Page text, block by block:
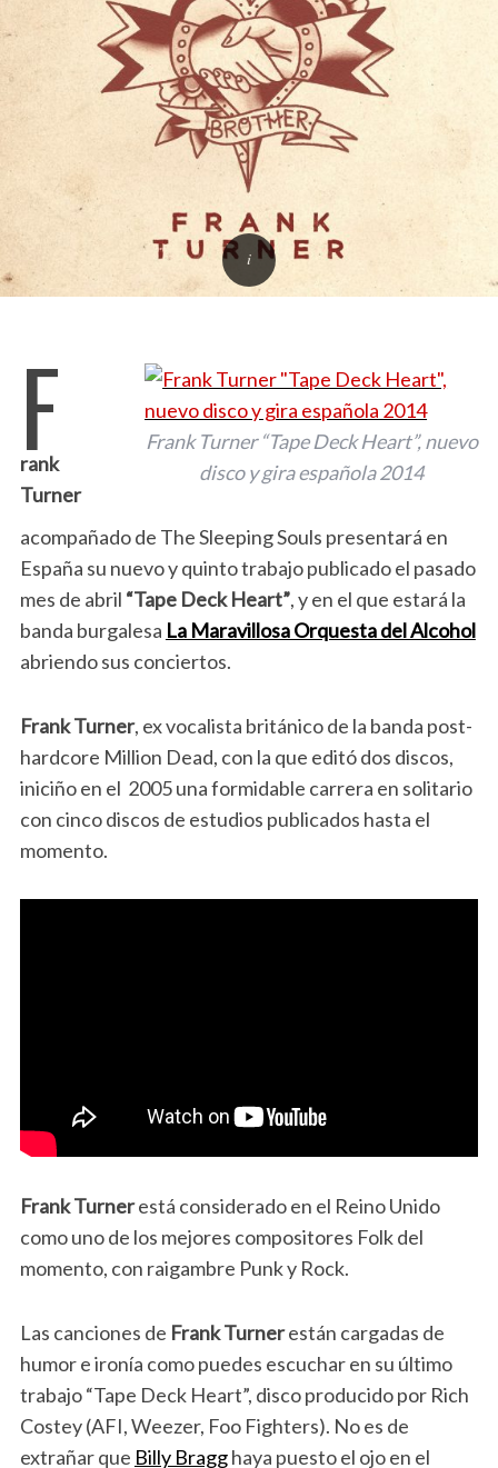
Frank Turner “Tape Deck Heart”, nuevo
disco y gira española 2014
F
rank
Turner
acompañado de The Sleeping Souls presentará en
España su nuevo y quinto trabajo publicado el pasado
mes de abril “Tape Deck Heart”, y en el que estará la
banda burgalesa La Maravillosa Orquesta del Alcohol
abriendo sus conciertos.
Frank Turner, ex vocalista británico de la banda post-
hardcore Million Dead, con la que editó dos discos,
iniciño en el 2005 una formidable carrera en solitario
con cinco discos de estudios publicados hasta el
momento.
Frank Turnerestá considerado en el Reino Unido
como uno de los mejores compositores Folk del
momento, con raigambre Punk y Rock.
Las canciones de Frank Turnerestán cargadas de
humor e ironía como puedes escuchar en su último
trabajo “Tape Deck Heart”, disco producido por Rich
Costey (AFI, Weezer, Foo Fighters). No es de
extrañar que Billy Bragghaya puesto el ojo en el